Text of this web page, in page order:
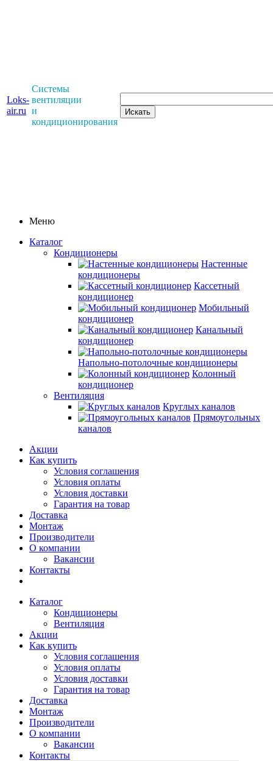
Loks-
air.ru
Системы
вентиляции
и
кондиционирования
Меню
Каталог
Кондиционеры
Настенные
кондиционеры
Кассетный
кондиционер
Мобильный
кондиционер
Канальный
кондиционер
Напольно-потолочные кондиционеры
Колонный
кондиционер
Вентиляция
Круглых каналов
Прямоугольных
каналов
Акции
Как купить
Условия соглашения
Условия оплаты
Условия доставки
Гарантия на товар
Доставка
Монтаж
Производители
О компании
Вакансии
Контакты
Каталог
Кондиционеры
Вентиляция
Акции
Как купить
Условия соглашения
Условия оплаты
Условия доставки
Гарантия на товар
Доставка
Монтаж
Производители
О компании
Вакансии
Контакты